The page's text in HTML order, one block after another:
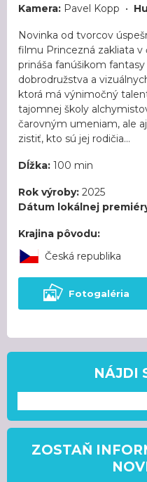
Kamera: Pavel Kopp •
Novinka od tvorcov
filmu Princezná zakliata v
prináša fanúšikom
dobrodružstva a
ktorá má výnimočný
tajomnej školy
čarovným umeniam, ale
zistiť, kto sú jej rodičia...
Dĺžka: 100 min
Rok výroby: 2025
Dátum lokálnej
Krajina pôvodu:
Česká republika
Fotogaléria
NÁJDI
ZOSTAŇ